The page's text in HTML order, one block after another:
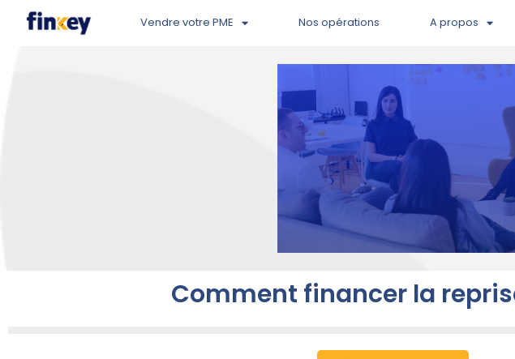
Vendre votre PME Nos opérations A propos
Comment financer la